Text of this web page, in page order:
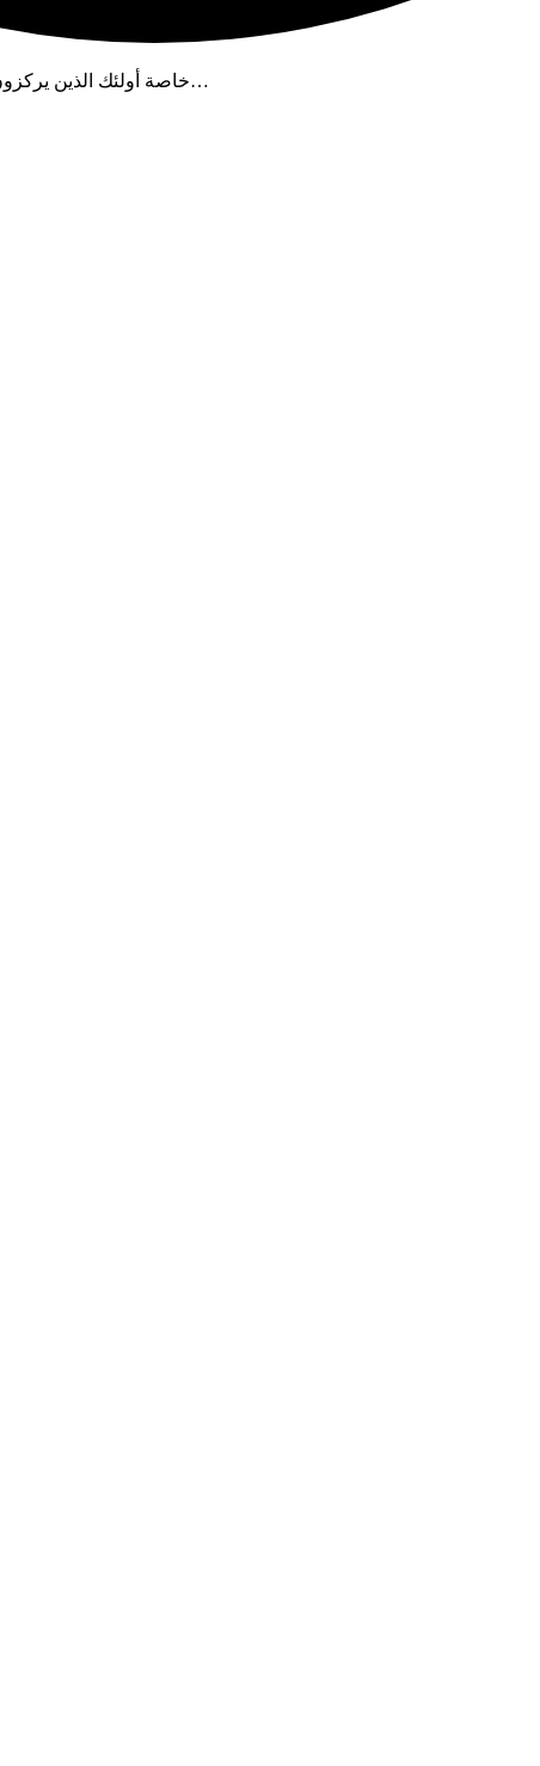
يستمتع العديد من الأشخاص باستخدام Microsoft Project 2010، خاصة أولئك الذين يركزون على إدارة المشاريع…